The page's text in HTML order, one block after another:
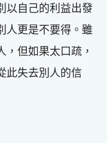
以自己的利益出發
人更是不要得。雖
但如果太口疏，
此失去別人的信